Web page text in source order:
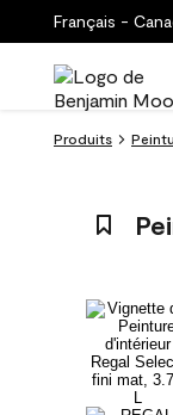
Français -
Produits